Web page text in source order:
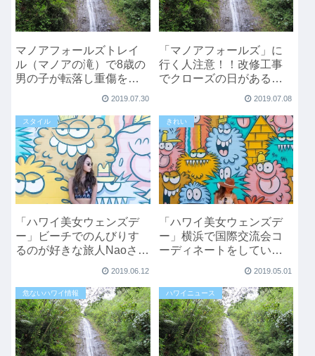
マノアフォールズトレイ
ル（マノアの滝）で8歳の
男の子が転落し重傷をお
2019.07.30
「マノアフォールズ」に
行く人注意！！改修工事
でクローズの日がある
よ。2019年7月から9月
2019.07.08
スタイル
「ハワイ美女ウェンズデ
ー」ビーチでのんびりす
るのが好きな旅人Naoさん
2019.06.12
きれい
「ハワイ美女ウェンズデ
ー」横浜で国際交流会コ
ーディネートをしている
Kasumiさんのハワイ旅行
2019.05.01
危ないハワイ情報 ハワイニュース